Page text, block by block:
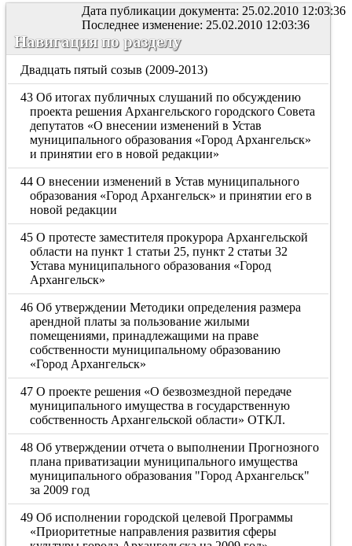
Дата публикации документа: 25.02.2010 12:03:36
Последнее изменение: 25.02.2010 12:03:36
Навигация по разделу
Двадцать пятый созыв (2009-2013)
43 Об итогах публичных слушаний по обсуждению
проекта решения Архангельского городского Совета
депутатов «О внесении изменений в Устав
муниципального образования «Город Архангельск»
и принятии его в новой редакции»
44 О внесении изменений в Устав муниципального
образования «Город Архангельск» и принятии его в
новой редакции
45 О протесте заместителя прокурора Архангельской
области на пункт 1 статьи 25, пункт 2 статьи 32
Устава муниципального образования «Город
Архангельск»
46 Об утверждении Методики определения размера
арендной платы за пользование жилыми
помещениями, принадлежащими на праве
собственности муниципальному образованию
«Город Архангельск»
47 О проекте решения «О безвозмездной передаче
муниципального имущества в государственную
собственность Архангельской области» ОТКЛ.
48 Об утверждении отчета о выполнении Прогнозного
плана приватизации муниципального имущества
муниципального образования "Город Архангельск"
за 2009 год
49 Об исполнении городской целевой Программы
«Приоритетные направления развития сферы